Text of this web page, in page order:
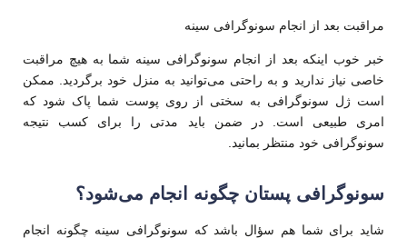
مراقبت بعد از انجام سونوگرافی سینه
خبر خوب اینکه بعد از انجام سونوگرافی سینه شما به هیچ مراقبت
خاصی نیاز ندارید و به راحتی می‌توانید به منزل خود برگردید. ممکن
است ژل سونوگرافی به سختی از روی پوست شما پاک شود که
امری طبیعی است. در ضمن باید مدتی را برای کسب نتیجه
سونوگرافی خود منتظر بمانید.
سونوگرافی پستان چگونه انجام می‌شود؟
شاید برای شما هم سؤال باشد که سونوگرافی سینه چگونه انجام